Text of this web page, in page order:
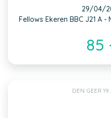
29/04/
Fellows Ekeren BBC J21 A -
85
DEN GEER